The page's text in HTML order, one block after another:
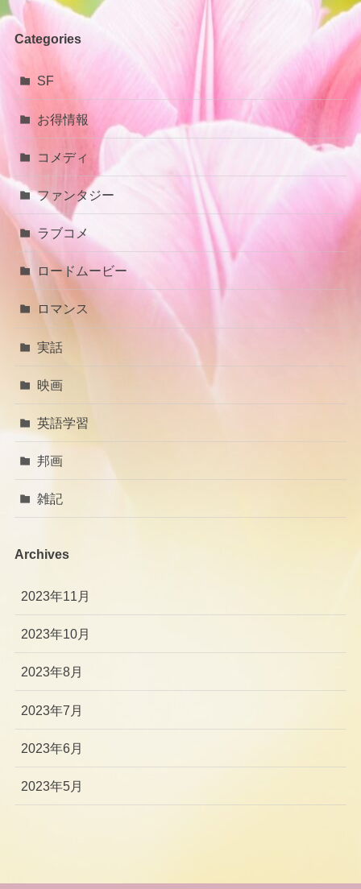
Categories
SF
お得情報
コメディ
ファンタジー
ラブコメ
ロードムービー
ロマンス
実話
映画
英語学習
邦画
雑記
Archives
2023年11月
2023年10月
2023年8月
2023年7月
2023年6月
2023年5月